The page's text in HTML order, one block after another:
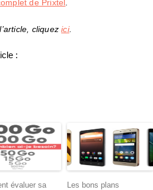
de Prixtel
cliquezici.
:
évaluer sa
Les bons plans